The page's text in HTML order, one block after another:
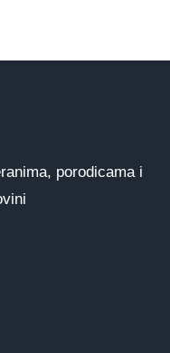
zaslužuju
porodicama i